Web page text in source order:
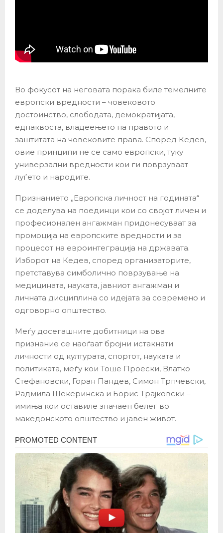
Во фокусот на неговата порака биле темелните
европски вредности – човековото
достоинство, слободата, демократијата,
еднаквоста, владеењето на правото и
заштитата на човековите права. Според Кедев,
овие принципи не се само европски, туку
универзални вредности кои ги поврзуваат
луѓето и народите.
Признанието „Европска личност на годината“
се доделува на поединци кои со својот личен и
професионален ангажман придонесуваат за
промоција на европските вредности и за
процесот на евроинтеграција на државата.
Изборот на Кедев, според организаторите,
претставува симболично поврзување на
медицината, науката, јавниот ангажман и
личната дисциплина со идејата за современо и
одговорно општество.
Меѓу досегашните добитници на ова
признание се наоѓаат бројни истакнати
личности од културата, спортот, науката и
политиката, меѓу кои Тоше Проески, Влатко
Стефановски, Горан Пандев, Симон Трпчевски,
Радмила Шекеринска и Борис Трајковски –
имиња кои оставиле значаен белег во
македонското општество и јавен живот.